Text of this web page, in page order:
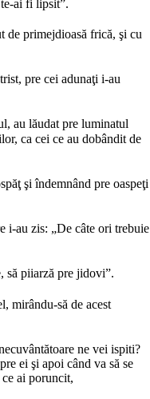
ai fi lipsit”.
de primejdioasă frică, şi cu
pre cei adunaţi i-au
au lăudat pre luminatul
ca cei ce au dobândit de
şi îndemnând pre oaspeţi
i-au zis: „De câte ori trebuie
să piiarză pre jidovi”.
mirându-să de acest
ne vei ispiti?
ei şi apoi când va să se
ai poruncit,